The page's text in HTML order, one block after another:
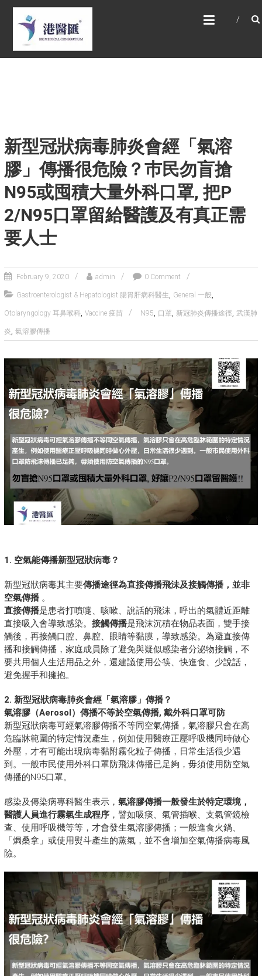
Skip
content
HONG KONG MEDICAL
CONSORTIUM LIMITED 港
醫匯
HEALTH CARE 醫健服務, GENERAL PRACTICE
新型冠狀病毒肺炎會經「氣溶
膠」傳播很危險？巿民勿盲搶
N95或囤積大量外科口罩, 把P​
2/N95口罩留給醫護及有真正需
要人士
February 9, 2020 admin 0 Comment
Gastroenterologist & Hepatologist 腸胃肝病科醫生 General 一般
Otolaryngology 耳鼻喉科, Vaccine 疫苗 N95 口罩 新冠肺炎傳播途徑 武漢肺
炎 氣溶膠傳播
1. 空氣能傳播新型冠狀病毒？
新型冠狀病毒其主要傳播途徑為直接傳播飛沬及接觸傳播，並非
空氣傳播。
直接傳播是患者打噴嚏、咳嗽、說話的飛沫，呼出的氣體近距離
直接吸入會導致感染。 接觸傳播是飛沫沉積在物品表面，雙手接
觸後，再接觸口腔、鼻腔、眼睛等黏膜，導致感染。為避直接傳
播和接觸傳播，家庭成員除了避免與疑似感染者分泌物接觸，不
要共用個人生活用品之外，還建議使用公筷、快進食、少說話，
避免握手和擁抱。
2. 新型冠狀病毒肺炎會經「氣溶膠」傳播？
氣溶膠（Aerosol）傳播不等於空氣傳播, 戴外科口罩可防
新型冠狀病毒可經氣溶膠傳播不等同空氣傳播，氣溶膠只會在高
危臨牀範圍的特定情況產生，例如使用醫療正壓呼吸機同時做心
外壓，才有可能出現病毒黏附霧化粒子傳播，日常生活很少遇
到。一般巿民使用外科口罩防飛沫傳播已足夠，毋須使用防空氣
傳播的N95口罩。
感染及傳染病專科醫生表示， 氣溶膠傳播一般發生於特定環境，
醫護人員進行霧氣生成程序，譬如吸痰、氣管插喉、支氣管鏡檢
查、使用呼吸機等等，才會發生氣溶膠傳播；一般進食火鍋、
「焗桑拿」或使用熨斗產生的蒸氣，並不會增加空氣傳播病毒風
險。